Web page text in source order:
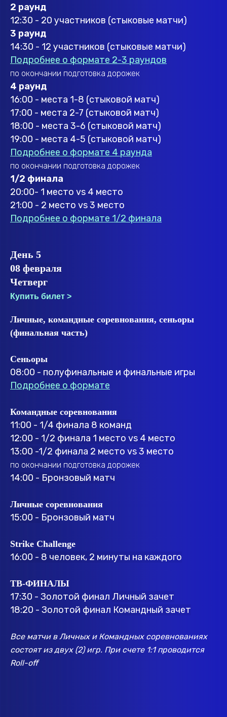
2 раунд
12:30 - 20 участников (стыковые матчи)
3 раунд
14:30 - 12 участников (стыковые матчи)
Подробнее о формате 2-3 раундов
по окончании подготовка дорожек
4 раунд
16:00 - места 1-8 (стыковой матч)
17:00 - места 2-7 (стыковой матч)
18:00 - места 3-6 (стыковой матч)
19:00 - места 4-5 (стыковой матч)
Подробнее о формате 4 раунда
по окончании подготовка дорожек
1/2 финала
20:00- 1 место vs 4 место
21:00 - 2 место vs 3 место
Подробнее о формате 1/2 финала
День 5
08 февраля
Четверг
Купить билет >
Личные, командные соревнования, сеньоры
(финальная часть)
Сеньоры
08:00 - полуфинальные и финальные игры
Подробнее о формате
Командные соревнования
11:00 - 1/4 финала 8 команд
12:00 - 1/2 финала 1 место vs 4 место
13:00 -1/2 финала 2 место vs 3 место
по окончании подготовка дорожек
14:00 - Бронзовый матч
Личные соревнования
15:00 - Бронзовый матч
Strike Challenge
16:00 - 8 человек, 2 минуты на каждого
ТВ-ФИНАЛЫ
17:30 - Золотой финал Личный зачет
18:20 - Золотой финал Командный зачет
Все матчи в Личных и Командных соревнованиях
состоят из двух (2) игр. При счете 1:1 проводится
Roll-off